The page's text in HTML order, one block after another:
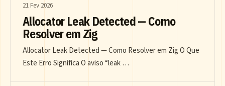
21 Fev 2026
Allocator Leak Detected — Como
Resolver em Zig
Allocator Leak Detected — Como Resolver em Zig O Que
Este Erro Significa O aviso “leak …